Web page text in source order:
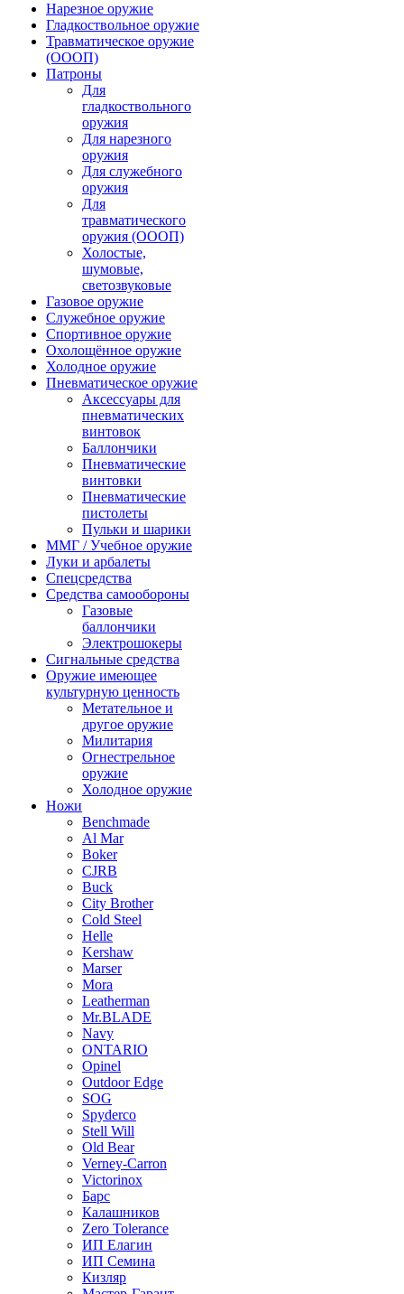
Нарезное оружие
Гладкоствольное оружие
Травматическое оружие
(ОООП)
Патроны
Для
гладкоствольного
оружия
Для нарезного
оружия
Для служебного
оружия
Для
травматического
оружия (ОООП)
Холостые,
шумовые,
светозвуковые
Газовое оружие
Служебное оружие
Спортивное оружие
Охолощённое оружие
Холодное оружие
Пневматическое оружие
Аксессуары для
пневматических
винтовок
Баллончики
Пневматические
винтовки
Пневматические
пистолеты
Пульки и шарики
ММГ / Учебное оружие
Луки и арбалеты
Спецсредства
Средства самообороны
Газовые
баллончики
Электрошокеры
Сигнальные средства
Оружие имеющее
культурную ценность
Метательное и
другое оружие
Милитария
Огнестрельное
оружие
Холодное оружие
Ножи
Benchmade
Al Mar
Boker
CJRB
Buck
City Brother
Cold Steel
Helle
Kershaw
Marser
Mora
Leatherman
Mr.BLADE
Navy
ONTARIO
Opinel
Outdoor Edge
SOG
Spyderco
Stell Will
Old Bear
Verney-Carron
Victorinox
Барс
Калашников
Zero Tolerance
ИП Елагин
ИП Семина
Кизляр